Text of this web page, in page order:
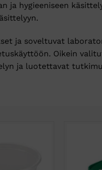
ja hygieeniseen
ja soveltuvat
Oikein
ja luotettavat